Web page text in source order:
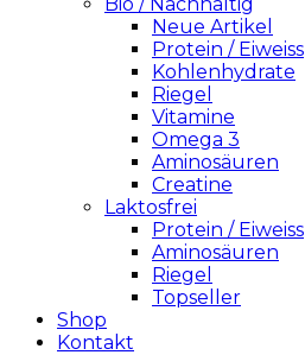
Neue Artikel
Protein / Eiweiss
Kohlenhydrate
Riegel
Vitamine
Omega 3
Aminosäuren
Creatine
Laktosfrei
Protein / Eiweiss
Aminosäuren
Riegel
Topseller
Shop
Kontakt